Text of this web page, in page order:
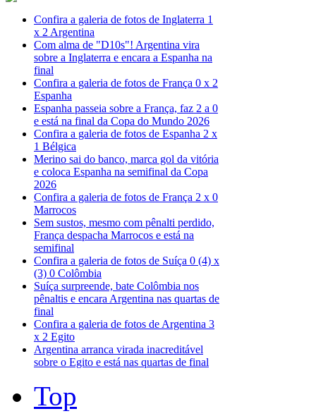
Confira a galeria de fotos de Inglaterra 1
x 2 Argentina
Com alma de "D10s"! Argentina vira
sobre a Inglaterra e encara a Espanha na
final
Confira a galeria de fotos de França 0 x 2
Espanha
Espanha passeia sobre a França, faz 2 a 0
e está na final da Copa do Mundo 2026
Confira a galeria de fotos de Espanha 2 x
1 Bélgica
Merino sai do banco, marca gol da vitória
e coloca Espanha na semifinal da Copa
2026
Confira a galeria de fotos de França 2 x 0
Marrocos
Sem sustos, mesmo com pênalti perdido,
França despacha Marrocos e está na
semifinal
Confira a galeria de fotos de Suíça 0 (4) x
(3) 0 Colômbia
Suíça surpreende, bate Colômbia nos
pênaltis e encara Argentina nas quartas de
final
Confira a galeria de fotos de Argentina 3
x 2 Egito
Argentina arranca virada inacreditável
sobre o Egito e está nas quartas de final
Top